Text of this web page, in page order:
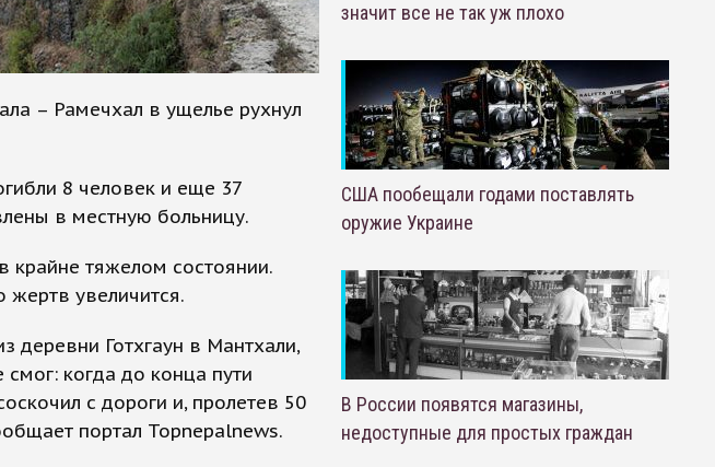
– Рамечхал в ущелье рухнул
8 человек и еще 37
в местную больницу.
крайне тяжелом состоянии.
увеличится.
деревни Готхгаун в Мантхали,
когда до конца пути
с дороги и, пролетев 50
портал Topnepalnews.
значит все не так уж плохо
США пообещали годами поставлять
оружие Украине
В России появятся магазины,
недоступные для простых граждан